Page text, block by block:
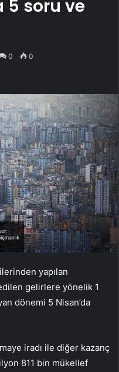
5 soru ve
0 0
yapılan
gelirlere yönelik 1
dönemi 5 Nisan’da
iradı ile diğer kazanç
811 bin mükellef